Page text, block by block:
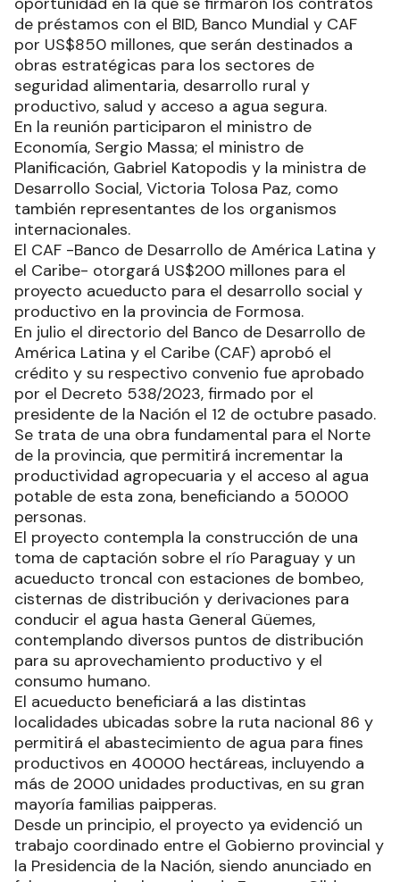
de préstamos con el BID, Banco Mundial y CAF
por US$850 millones, que serán destinados a
obras estratégicas para los sectores de
seguridad alimentaria, desarrollo rural y
productivo, salud y acceso a agua segura.
En la reunión participaron el ministro de
Economía, Sergio Massa; el ministro de
Planificación, Gabriel Katopodis y la ministra de
Desarrollo Social, Victoria Tolosa Paz, como
también representantes de los organismos
internacionales.
El CAF -Banco de Desarrollo de América Latina y
el Caribe- otorgará US$200 millones para el
proyecto acueducto para el desarrollo social y
productivo en la provincia de Formosa.
En julio el directorio del Banco de Desarrollo de
América Latina y el Caribe (CAF) aprobó el
crédito y su respectivo convenio fue aprobado
por el Decreto 538/2023, firmado por el
presidente de la Nación el 12 de octubre pasado.
Se trata de una obra fundamental para el Norte
de la provincia, que permitirá incrementar la
productividad agropecuaria y el acceso al agua
potable de esta zona, beneficiando a 50.000
personas.
El proyecto contempla la construcción de una
toma de captación sobre el río Paraguay y un
acueducto troncal con estaciones de bombeo,
cisternas de distribución y derivaciones para
conducir el agua hasta General Güemes,
contemplando diversos puntos de distribución
para su aprovechamiento productivo y el
consumo humano.
El acueducto beneficiará a las distintas
localidades ubicadas sobre la ruta nacional 86 y
permitirá el abastecimiento de agua para fines
productivos en 40000 hectáreas, incluyendo a
más de 2000 unidades productivas, en su gran
mayoría familias paipperas.
Desde un principio, el proyecto ya evidenció un
trabajo coordinado entre el Gobierno provincial y
la Presidencia de la Nación, siendo anunciado en